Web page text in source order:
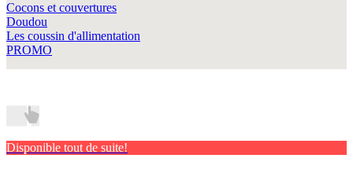
Cocons et couvertures
Doudou
Les coussin d'allimentation
PROMO
Disponible tout de suite!